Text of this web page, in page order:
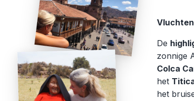
De
zonnige
Colca
het
het